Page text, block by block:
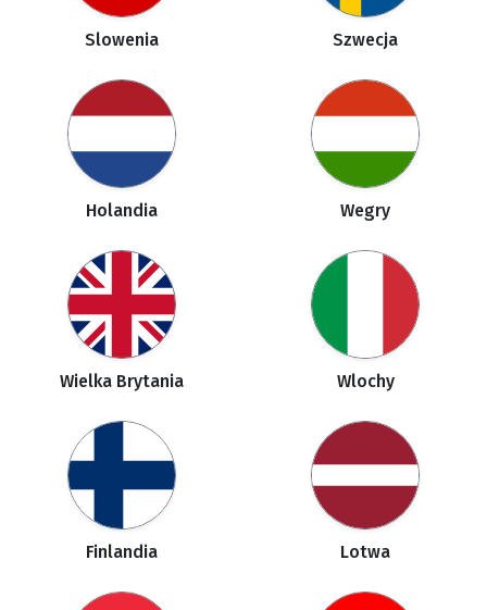
Slowenia Szwecja
Holandia Wegry
Wielka Brytania Wlochy
Finlandia Lotwa